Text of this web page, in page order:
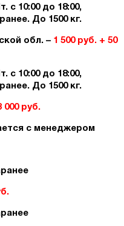
с 10:00 до 18:00,
До 1500 кг.
обл. – 1 500 руб. + 50
с 10:00 до 18:00,
До 1500 кг.
000 руб.
с менеджером